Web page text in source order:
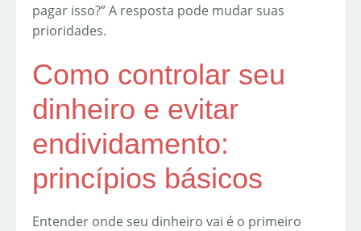
pagar isso?” A resposta pode mudar suas
prioridades.
Como controlar seu
dinheiro e evitar
endividamento:
princípios básicos
Entender onde seu dinheiro vai é o primeiro